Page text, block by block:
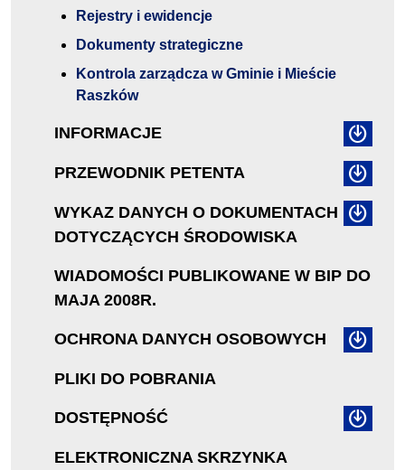
Rejestry i ewidencje
Dokumenty strategiczne
Kontrola zarządcza w Gminie i Mieście
Raszków
INFORMACJE
PRZEWODNIK PETENTA
WYKAZ DANYCH O DOKUMENTACH
DOTYCZĄCYCH ŚRODOWISKA
WIADOMOŚCI PUBLIKOWANE W BIP DO
MAJA 2008R.
OCHRONA DANYCH OSOBOWYCH
PLIKI DO POBRANIA
DOSTĘPNOŚĆ
ELEKTRONICZNA SKRZYNKA